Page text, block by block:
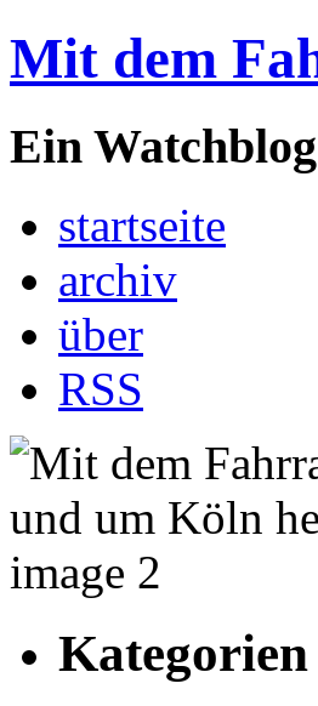
Mit dem
Ein
startseite
archiv
über
RSS
Kategorien